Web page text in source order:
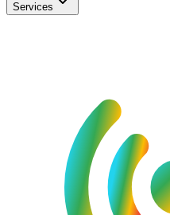
Services